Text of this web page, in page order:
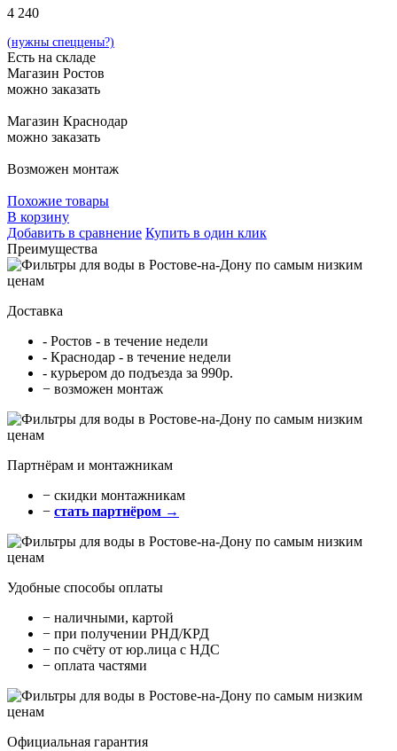
4 240
(нужны спеццены?)
Есть на складе
Магазин Ростов
можно заказать
Магазин Краснодар
можно заказать
Возможен монтаж
Похожие товары
В корзину
Добавить в сравнение Купить в один клик
Преимущества
Доставка
- Ростов - в течение недели
- Краснодар - в течение недели
- курьером до подъезда за 990р.
− возможен монтаж
Партнёрам и монтажникам
− cкидки монтажникам
− стать партнёром →
Удобные способы оплаты
− наличными, картой
− при получении РНД/КРД
− по счёту от юр.лица с НДС
− оплата частями
Официальная гарантия